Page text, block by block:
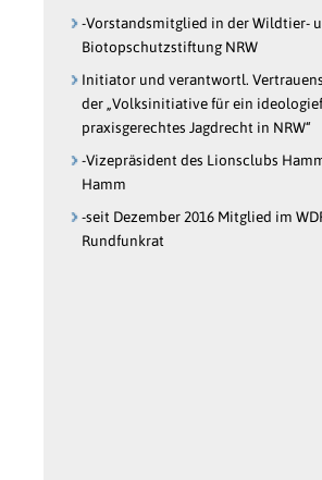
-Vorstandsmitglied in der Wildtier-
Biotopschutzstiftung NRW
Initiator und verantwortl.
der „Volksinitiative für ein
praxisgerechtes Jagdrecht in NRW“
-Vizepräsident des Lionsclubs
Hamm
-seit Dezember 2016 Mitglied im
Rundfunkrat